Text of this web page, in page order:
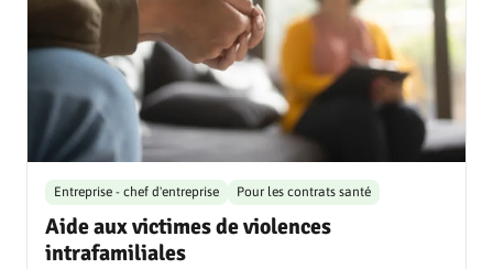
Aide aux victimes de violences
intrafamiliales
Entreprise - chef d'entreprise Pour les contrats santé